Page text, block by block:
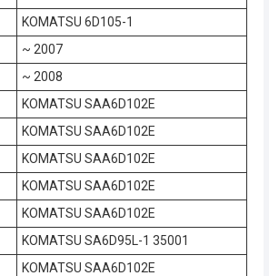
KOMATSU 6D105-1
~ 2007
~ 2008
KOMATSU SAA6D102E
KOMATSU SAA6D102E
KOMATSU SAA6D102E
KOMATSU SAA6D102E
KOMATSU SAA6D102E
KOMATSU SA6D95L-1 35001
KOMATSU SAA6D102E